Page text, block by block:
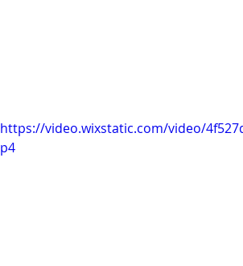
https://video.wixstatic.com/video/
p4